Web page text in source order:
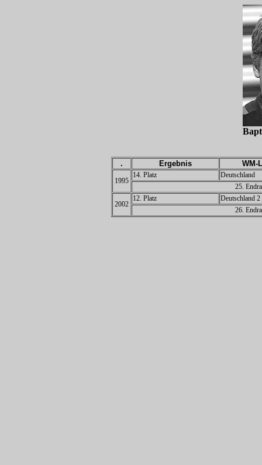
. Ergebnis WM-
1995
14. Platz
Deutschland
25.
2002
12. Platz
Deutschland 2
26.